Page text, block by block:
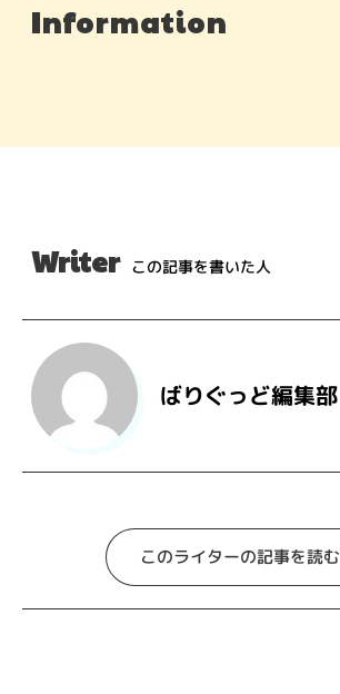
Information
Writer この記事を書いた人
ばりぐっど編集部
このライターの記事を読む